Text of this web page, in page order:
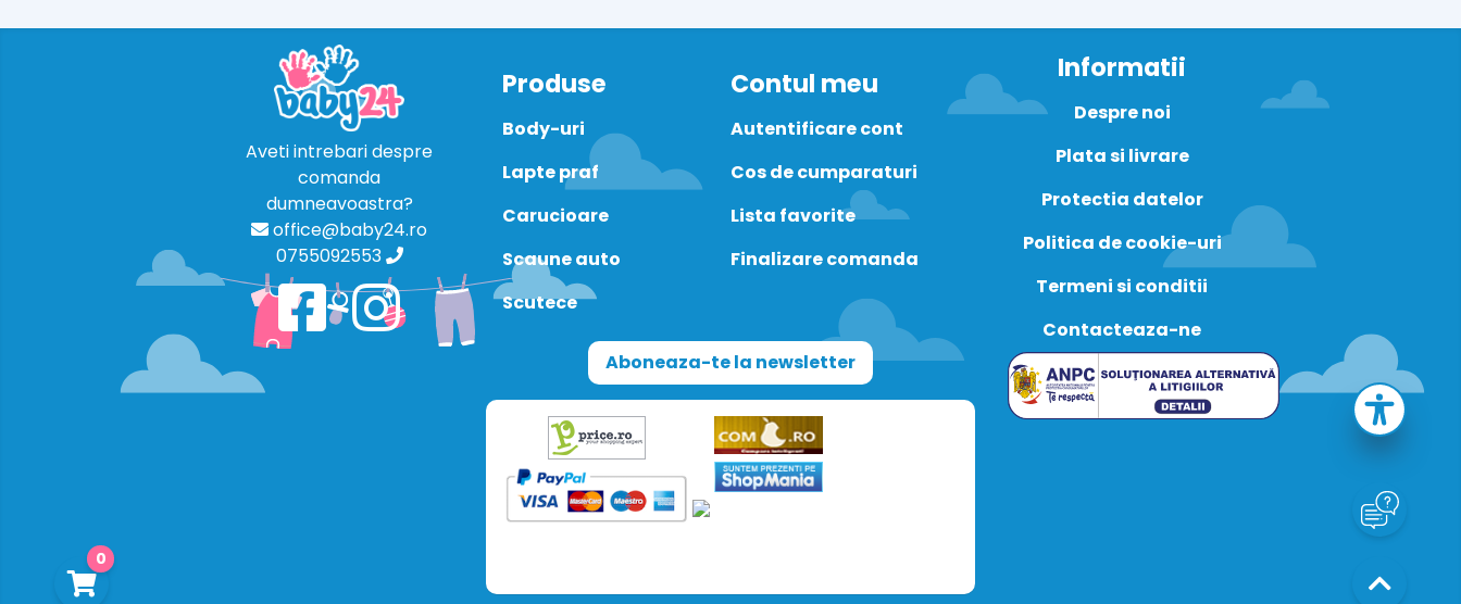
0
Aveti intrebari despre
comanda
dumneavoastra?
office@baby24.ro
0755092553
Produse
Body-uri
Lapte praf
Carucioare
Scaune auto
Scutece
Contul meu
Autentificare cont
Cos de cumparaturi
Lista favorite
Finalizare comanda
Aboneaza-te la newsletter
Informatii
Despre noi
Plata si livrare
Protectia datelor
Politica de cookie-uri
Termeni si conditii
Contacteaza-ne